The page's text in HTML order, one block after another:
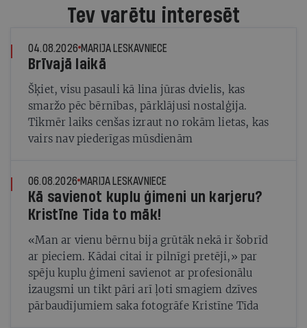
Tev varētu interesēt
04.08.2026 MARIJA LESKAVNIECE
Brīvajā laikā
Šķiet, visu pasauli kā lina jūras dvielis, kas
smaržo pēc bērnības, pārklājusi nostalģija.
Tikmēr laiks cenšas izraut no rokām lietas, kas
vairs nav piederīgas mūsdienām
06.08.2026 MARIJA LESKAVNIECE
Kā savienot kuplu ģimeni un karjeru?
Kristīne Tida to māk!
«Man ar vienu bērnu bija grūtāk nekā ir šobrīd
ar pieciem. Kādai citai ir pilnīgi pretēji,» par
spēju kuplu ģimeni savienot ar profesionālu
izaugsmi un tikt pāri arī ļoti smagiem dzīves
pārbaudījumiem saka fotogrāfe Kristīne Tīda